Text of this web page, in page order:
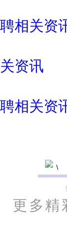
相关资
资讯
相关资
更多精